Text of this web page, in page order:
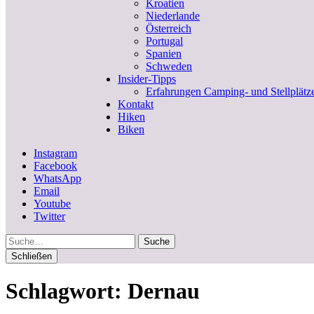
Kroatien
Niederlande
Österreich
Portugal
Spanien
Schweden
Insider-Tipps
Erfahrungen Camping- und
Kontakt
Hiken
Biken
Instagram
Facebook
WhatsApp
Email
Youtube
Twitter
Suche
Schließen
Schlagwort: Dernau